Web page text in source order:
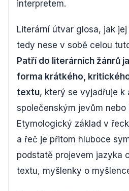
interpretem.
Literární útvar glosa, jak
tedy nese v sobě celou
Patří do literárních žánrů
forma krátkého,
textu, který se vyjadřuje k
společenským jevům nebo
Etymologický základ v
a řeč je přitom hluboce
podstatě projevem jazyka
textu, myšlenky o